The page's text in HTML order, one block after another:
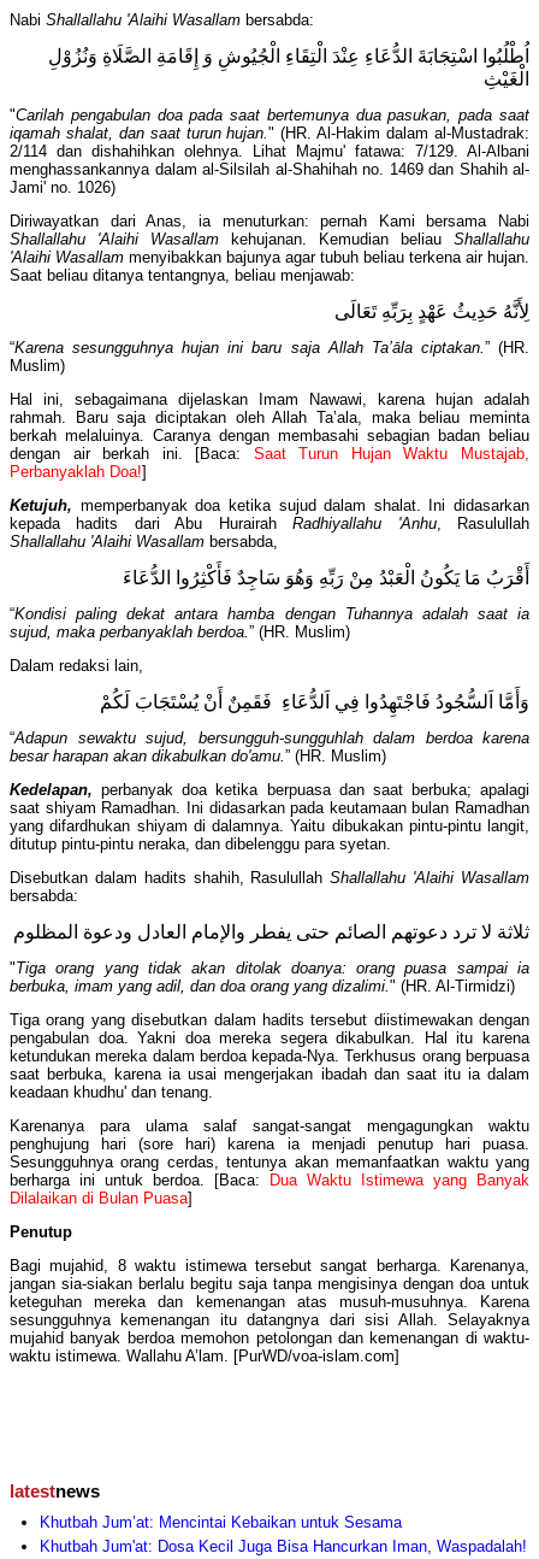
Nabi Shallallahu 'Alaihi Wasallam bersabda:
اُطْلُبُوا اسْتِجَابَةَ الدُّعَاءِ عِنْدَ الْتِقَاءِ الْجُيُوشِ وَ إِقَامَةِ الصَّلَاةِ وَنُزُوْلِ
الْغَيْثِ
"Carilah pengabulan doa pada saat bertemunya dua pasukan, pada saat
iqamah shalat, dan saat turun hujan." (HR. Al-Hakim dalam al-Mustadrak:
2/114 dan dishahihkan olehnya. Lihat Majmu' fatawa: 7/129. Al-Albani
menghassankannya dalam al-Silsilah al-Shahihah no. 1469 dan Shahih al-
Jami' no. 1026)
Diriwayatkan dari Anas, ia menuturkan: pernah Kami bersama Nabi
Shallallahu 'Alaihi Wasallam kehujanan. Kemudian beliau Shallallahu
'Alaihi Wasallam menyibakkan bajunya agar tubuh beliau terkena air hujan.
Saat beliau ditanya tentangnya, beliau menjawab:
لِأَنَّهُ حَدِيثُ عَهْدٍ بِرَبِّهِ تَعَالَى
“Karena sesungguhnya hujanini baru saja Allah Ta’āla ciptakan.” (HR.
Muslim)
Hal ini, sebagaimana dijelaskan Imam Nawawi, karena hujan adalah
rahmah. Baru saja diciptakan oleh Allah Ta’ala, maka beliau meminta
berkah melaluinya. Caranya dengan membasahi sebagian badan beliau
dengan air berkah ini. [Baca: Saat Turun Hujan Waktu Mustajab,
Perbanyaklah Doa!]
Ketujuh, memperbanyak doa ketika sujud dalam shalat. Ini didasarkan
kepada hadits dari Abu HurairahRadhiyallahu 'Anhu, Rasulullah
Shallallahu 'Alaihi Wasallam bersabda,
أَقْرَبُ مَا يَكُونُ الْعَبْدُ مِنْ رَبِّهِ وَهُوَ سَاجِدٌ فَأَكْثِرُوا الدُّعَاءَ
“Kondisi paling dekat antara hamba dengan Tuhannya adalah saat ia
sujud, maka perbanyaklah berdoa.” (HR. Muslim)
Dalam redaksi lain,
وَأَمَّا اَلسُّجُودُ فَاجْتَهِدُوا فِي اَلدُّعَاءِ فَقَمِنٌ أَنْ يُسْتَجَابَ لَكُمْ
“Adapun sewaktu sujud, bersungguh-sungguhlah dalam berdoa karena
besar harapan akan dikabulkan do'amu.” (HR. Muslim)
Kedelapan, perbanyak doa ketika berpuasa dan saat berbuka; apalagi
saat shiyam Ramadhan. Ini didasarkan pada keutamaan bulan Ramadhan
yang difardhukan shiyam di dalamnya. Yaitu dibukakan pintu-pintu langit,
ditutup pintu-pintu neraka, dan dibelenggu para syetan.
Disebutkan dalam hadits shahih, RasulullahShallallahu 'Alaihi Wasallam
bersabda:
ثلاثة لا ترد دعوتهم الصائم حتى يفطر والإمام العادل ودعوة المظلوم
"Tiga orang yang tidak akan ditolak doanya: orang puasa sampai ia
berbuka, imam yang adil, dan doa orang yang dizalimi." (HR. Al-Tirmidzi)
Tiga orang yang disebutkan dalam hadits tersebut diistimewakan dengan
pengabulan doa. Yakni doa mereka segera dikabulkan. Hal itu karena
ketundukan mereka dalam berdoa kepada-Nya. Terkhusus orang berpuasa
saat berbuka, karena ia usai mengerjakan ibadah dan saat itu ia dalam
keadaan khudhu' dan tenang.
Karenanya para ulama salaf sangat-sangat mengagungkan waktu
penghujung hari (sore hari) karena ia menjadi penutup hari puasa.
Sesungguhnya orang cerdas, tentunya akan memanfaatkan waktu yang
berharga ini untuk berdoa. [Baca:
Dua Waktu Istimewa yang Banyak
Dilalaikan di Bulan Puasa]
Penutup
Bagi mujahid, 8 waktu istimewa tersebut sangat berharga. Karenanya,
jangan sia-siakan berlalu begitu saja tanpa mengisinya dengan doa untuk
keteguhan mereka dan kemenangan atas musuh-musuhnya. Karena
sesungguhnya kemenangan itu datangnya dari sisi Allah. Selayaknya
mujahid banyak berdoa memohon petolongan dan kemenangan di waktu-
waktu istimewa. Wallahu A’lam. [PurWD/voa-islam.com]
latestnews
Khutbah Jum’at: Mencintai Kebaikan untuk Sesama
Khutbah Jum'at: Dosa Kecil Juga Bisa Hancurkan Iman, Waspadalah!